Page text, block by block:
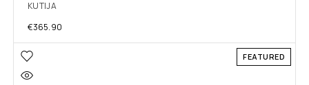
KUTIJA
€365.90
FEATURED